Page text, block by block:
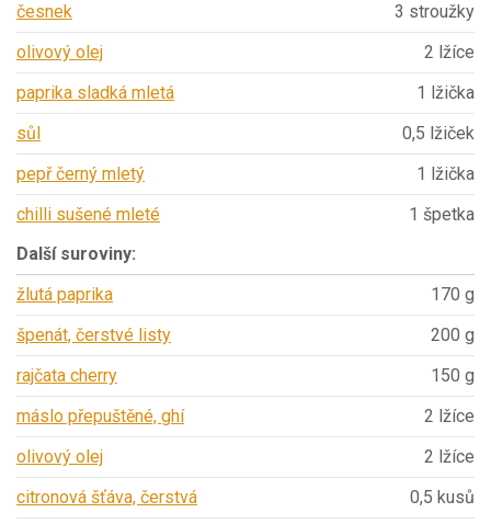
česnek
3 stroužky
olivový olej
2 lžíce
paprika sladká mletá
1 lžička
sůl
0,5 lžiček
pepř černý mletý
1 lžička
chilli sušené mleté
1 špetka
Další suroviny:
žlutá paprika
170 g
špenát, čerstvé listy
200 g
rajčata cherry
150 g
máslo přepuštěné, ghí
2 lžíce
olivový olej
2 lžíce
citronová šťáva, čerstvá
0,5 kusů